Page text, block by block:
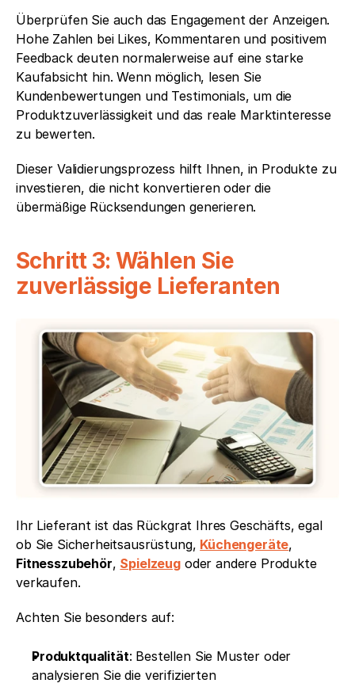
Überprüfen Sie auch das Engagement der Anzeigen.
Hohe Zahlen bei Likes, Kommentaren und positivem
Feedback deuten normalerweise auf eine starke
Kaufabsicht hin. Wenn möglich, lesen Sie
Kundenbewertungen und Testimonials, um die
Produktzuverlässigkeit und das reale Marktinteresse
zu bewerten.
Dieser Validierungsprozess hilft Ihnen, in Produkte zu
investieren, die nicht konvertieren oder die
übermäßige Rücksendungen generieren.
Schritt 3: Wählen Sie
zuverlässige Lieferanten
Ihr Lieferant ist das Rückgrat Ihres Geschäfts, egal
ob Sie Sicherheitsausrüstung, Küchengeräte
Fitnesszubehör, Spielzeug oder andere Produkte
verkaufen.
Achten Sie besonders auf:
Produktqualität: Bestellen Sie Muster oder
analysieren Sie die verifizierten